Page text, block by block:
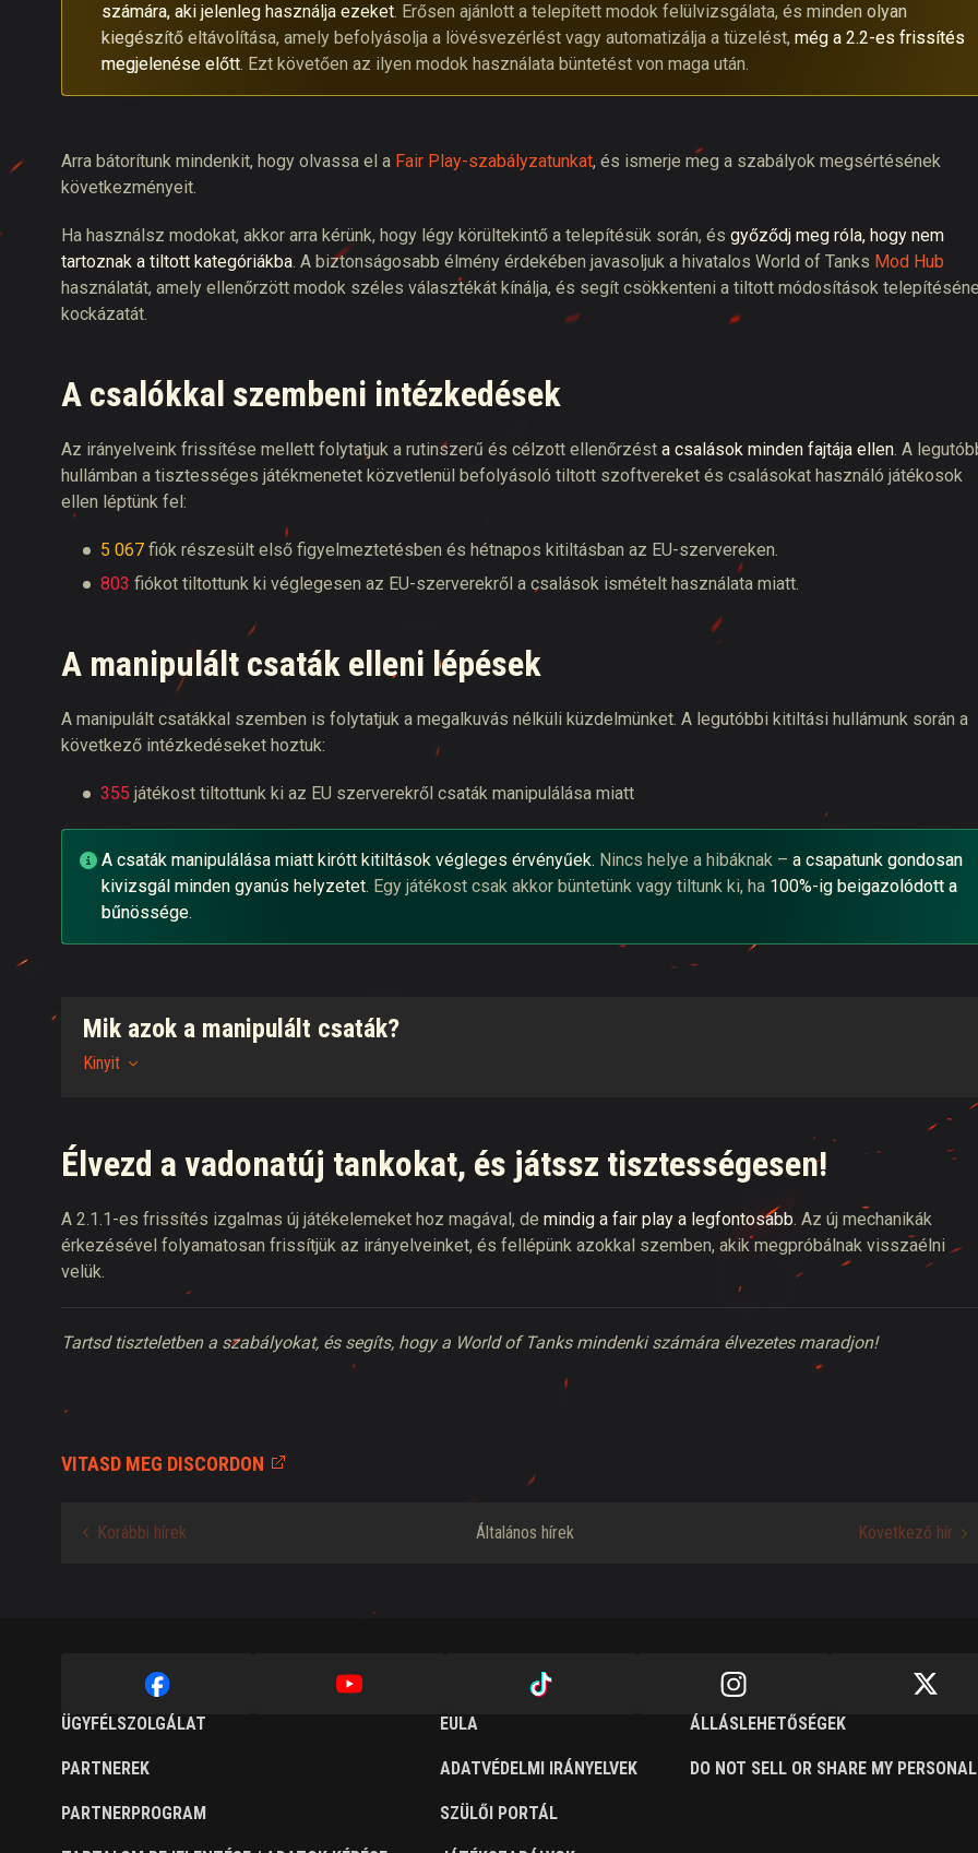
számára, aki jelenleg használja ezeket. Erősen ajánlott a telepített modok felülvizsgálata, és minden olyan
kiegészítő eltávolítása, amely befolyásolja a lövésvezérlést vagy automatizálja a tüzelést, még a 2.2-es frissítés
megjelenése előtt. Ezt követően az ilyen modok használata büntetést von maga után.
Arra bátorítunk mindenkit, hogy olvassa el a Fair Play-szabályzatunkat, és ismerje meg a szabályok megsértésének
következményeit.
Ha használsz modokat, akkor arra kérünk, hogy légy körültekintő a telepítésük során, és győződj meg róla, hogy nem
tartoznak a tiltott kategóriákba. A biztonságosabb élmény érdekében javasoljuk a hivatalos World of Tanks Mod Hub
használatát, amely ellenőrzött modok széles választékát kínálja, és segít csökkenteni a tiltott módosítások
kockázatát.
A csalókkal szembeni intézkedések
Az irányelveink frissítése mellett folytatjuk a rutinszerű és célzott ellenőrzést a csalások minden fajtája ellen. A
hullámban a tisztességes játékmenetet közvetlenül befolyásoló tiltott szoftvereket és csalásokat használó játékosok
ellen léptünk fel:
5 067 fiók részesült első figyelmeztetésben és hétnapos kitiltásban az EU-szervereken.
803 fiókot tiltottunk ki véglegesen az EU-szerverekről a csalások ismételt használata miatt.
A manipulált csaták elleni lépések
A manipulált csatákkal szemben is folytatjuk a megalkuvás nélküli küzdelmünket. A legutóbbi kitiltási hullámunk során a
következő intézkedéseket hoztuk:
355 játékost tiltottunk ki az EU szerverekről csaták manipulálása miatt
A csaták manipulálása miatt kirótt kitiltások végleges érvényűek. Nincs helye a hibáknak – a csapatunk gondosan
kivizsgál minden gyanús helyzetet. Egy játékost csak akkor büntetünk vagy tiltunk ki, ha 100%-ig beigazolódott a
bűnössége.
Mik azok a manipulált csaták?
Kinyit
Élvezd a vadonatúj tankokat, és játssz tisztességesen!
A 2.1.1-es frissítés izgalmas új játékelemeket hoz magával, de mindig a fair play a legfontosabb. Az új mechanikák
érkezésével folyamatosan frissítjük az irányelveinket, és fellépünk azokkal szemben, akik megpróbálnak visszaélni
velük.
Tartsd tiszteletben a szabályokat, és segíts, hogy a World of Tanks mindenki számára élvezetes maradjon!
VITASD MEG DISCORDON
Korábbi hírek Általános hírek Következő hír
ÜGYFÉLSZOLGÁLAT
PARTNEREK
PARTNERPROGRAM
EULA
ADATVÉDELMI IRÁNYELVEK
SZÜLŐI PORTÁL
ÁLLÁSLEHETŐSÉGEK
DO NOT SELL OR SHARE MY